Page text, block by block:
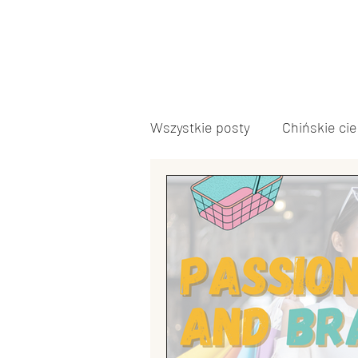
Wszystkie posty Chińskie
Język chiński Inne
Polityka chińska
Edukacja w Chinach